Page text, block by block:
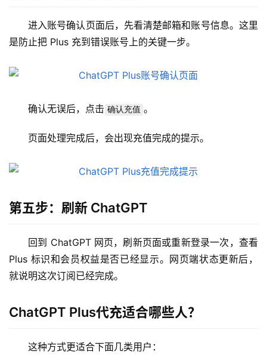
c
应
进入账号确认页面后，先看清楚邮箱和账号信息。这里
是防止把 Plus 充到错误账号上的关键一步。
确认无误后，点击 确认充值 。
页面处理完成后，会出现充值完成的提示。
第五步：刷新 ChatGPT
回到 ChatGPT 网页，刷新页面或重新登录一次，查看
Plus 标识和会员权益是否已经显示。网页端状态更新后，
就说明这次订阅已经完成。
ChatGPT Plus代充适合哪些人？
这种方式更适合下面几类用户：